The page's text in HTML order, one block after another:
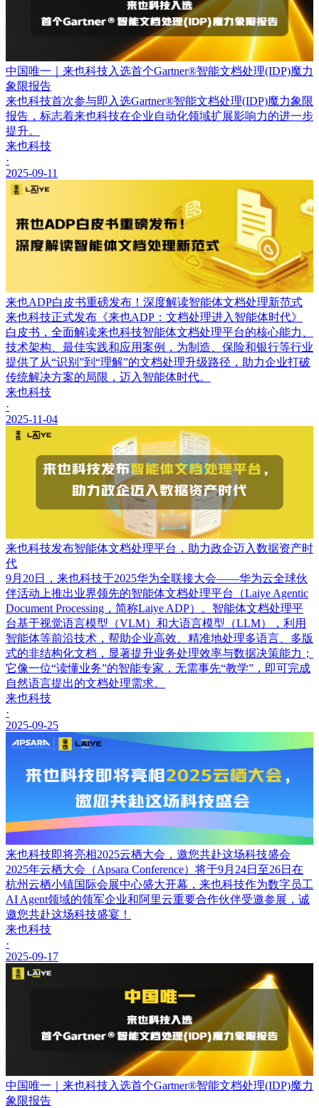
中国唯一｜来也科技入选首个Gartner®智能文档处理(IDP)魔力
象限报告
来也科技首次参与即入选Gartner®智能文档处理(IDP)魔力象限
报告，标志着来也科技在企业自动化领域扩展影响力的进一步
提升。
来也科技
·
2025-09-11
来也ADP白皮书重磅发布！深度解读智能体文档处理新范式
来也科技正式发布《来也ADP：文档处理进入智能体时代》
白皮书，全面解读来也科技智能体文档处理平台的核心能力、
技术架构、最佳实践和应用案例，为制造、保险和银行等行业
提供了从“识别”到“理解”的文档处理升级路径，助力企业打破
传统解决方案的局限，迈入智能体时代。
来也科技
·
2025-11-04
来也科技发布智能体文档处理平台，助力政企迈入数据资产时
代
9月20日，来也科技于2025华为全联接大会——华为云全球伙
伴活动上推出业界领先的智能体文档处理平台（Laiye Agentic
Document Processing，简称Laiye ADP）。智能体文档处理平
台基于视觉语言模型（VLM）和大语言模型（LLM），利用
智能体等前沿技术，帮助企业高效、精准地处理多语言、多版
式的非结构化文档，显著提升业务处理效率与数据决策能力；
它像一位“读懂业务”的智能专家，无需事先“教学”，即可完成
自然语言提出的文档处理需求。
来也科技
·
2025-09-25
来也科技即将亮相2025云栖大会，邀您共赴这场科技盛会
2025年云栖大会（Apsara Conference）将于9月24日至26日在
杭州云栖小镇国际会展中心盛大开幕，来也科技作为数字员工
AI Agent领域的领军企业和阿里云重要合作伙伴受邀参展，诚
邀您共赴这场科技盛宴！
来也科技
·
2025-09-17
中国唯一｜来也科技入选首个Gartner®智能文档处理(IDP)魔力
象限报告